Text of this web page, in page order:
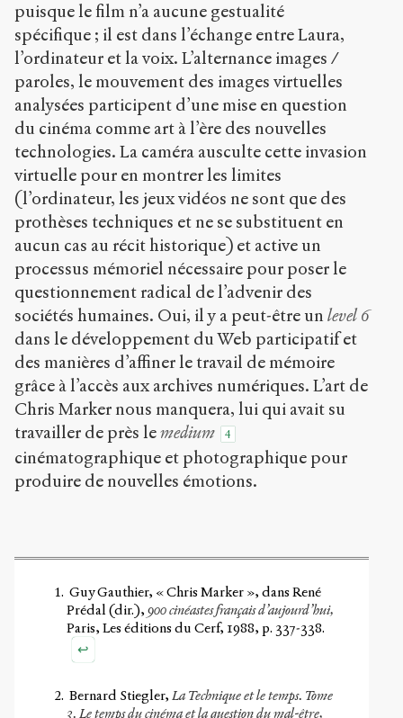
puisque le film n’a aucune gestualité
spécifique ; il est dans l’échange entre Laura,
l’ordinateur et la voix. L’alternance images /
paroles, le mouvement des images virtuelles
analysées participent d’une mise en question
du cinéma comme art à l’ère des nouvelles
technologies. La caméra ausculte cette invasion
virtuelle pour en montrer les limites
(l’ordinateur, les jeux vidéos ne sont que des
prothèses techniques et ne se substituent en
aucun cas au récit historique) et active un
processus mémoriel nécessaire pour poser le
questionnement radical de l’advenir des
sociétés humaines. Oui, il y a peut-être un level 6
dans le développement du Web participatif et
des manières d’affiner le travail de mémoire
grâce à l’accès aux archives numériques. L’art de
Chris Marker nous manquera, lui qui avait su
travailler de près lemedium 4
cinématographique et photographique pour
produire de nouvelles émotions.
Guy Gauthier, « Chris Marker », dans René
Prédal (dir.),900 cinéastes français d’aujourd’hui,
Paris, Les éditions du Cerf, 1988, p. 337-338.
↩
Bernard Stiegler,La Technique et le temps. Tome
3. Le temps du cinéma et la question du mal-être,